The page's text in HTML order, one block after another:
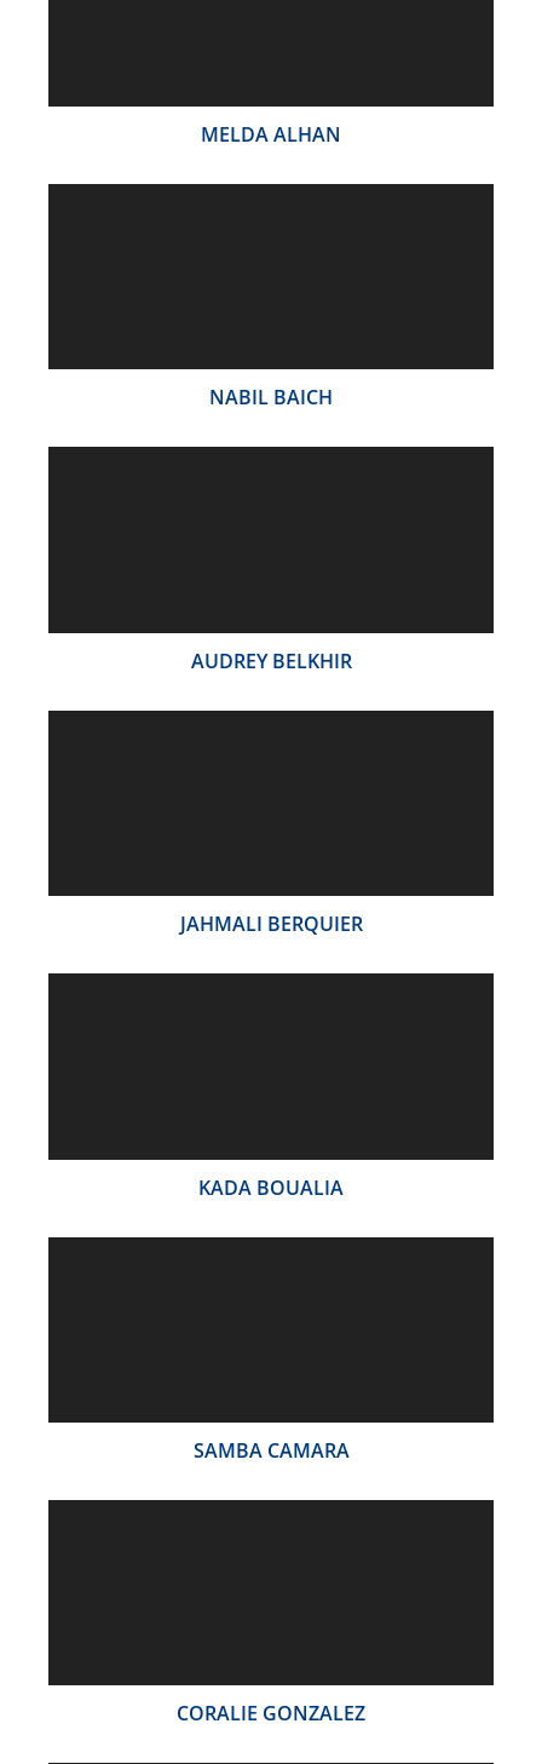
MELDA ALHAN
NABIL BAICH
AUDREY BELKHIR
JAHMALI BERQUIER
KADA BOUALIA
SAMBA CAMARA
CORALIE GONZALEZ